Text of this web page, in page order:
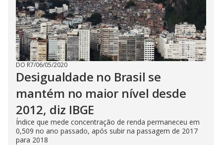
DO R7/06/05/2020
Desigualdade no Brasil se
mantém no maior nível desde
2012, diz IBGE
Índice que mede concentração de renda permaneceu em
0,509 no ano passado, após subir na passagem de 2017
para 2018